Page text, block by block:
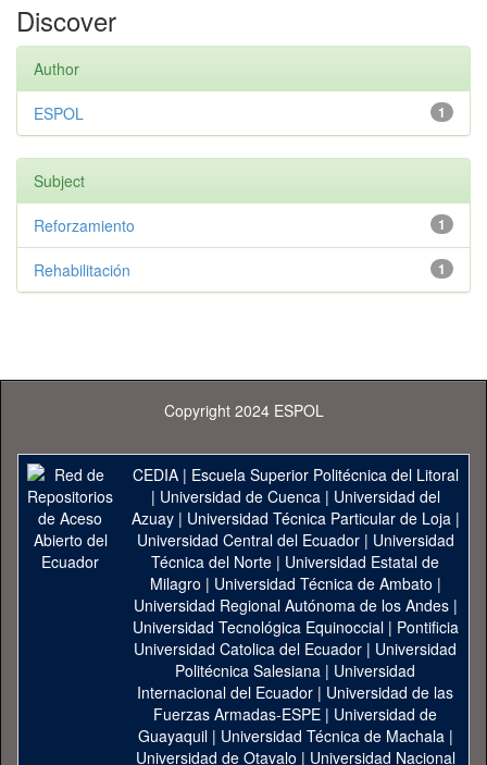
Discover
Author
1
ESPOL
Subject
1
Reforzamiento
1
Rehabilitación
Copyright 2024 ESPOL
CEDIA| Escuela Superior Politécnica del Litoral
| Universidad de Cuenca| Universidad del
Azuay| Universidad Técnica Particular de Loja|
Universidad Central del Ecuador| Universidad
Técnica del Norte | Universidad Estatal de
Milagro | Universidad Técnica de Ambato |
Universidad Regional Autónoma de los Andes|
Universidad Tecnológica Equinoccial| Pontificia
Universidad Catolica del Ecuador | Universidad
Politécnica Salesiana | Universidad
Internacional del Ecuador | Universidad de las
Fuerzas Armadas-ESPE | Universidad de
Guayaquil| Universidad Técnica de Machala|
Universidad de Otavalo | Universidad Nacional